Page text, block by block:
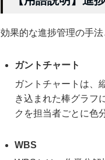
効果的な進捗管理の手
ガントチャート
ガントチャートは、
き込まれた棒グラフ
クを担当者ごとに色
WBS